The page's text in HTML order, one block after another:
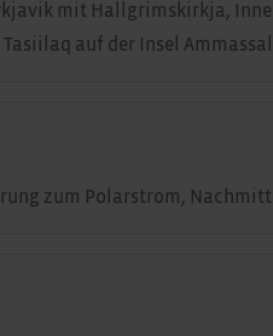
mit Hallgrimskirkja,
auf der Insel
zum Polarstrom,